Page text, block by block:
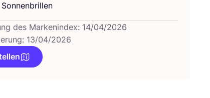
des Markenindex: 14/04/2026
13/04/2026